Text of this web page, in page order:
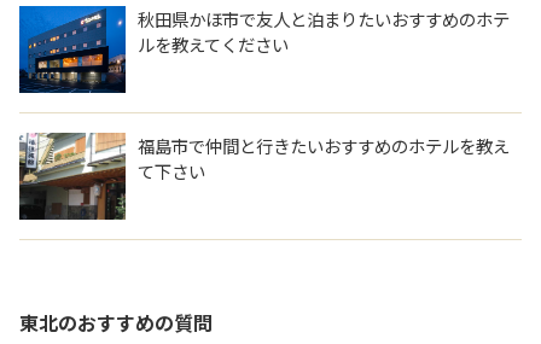
秋田県かほ市で友人と泊まりたいおすすめのホテ
ルを教えてください
福島市で仲間と行きたいおすすめのホテルを教え
て下さい
東北のおすすめの質問